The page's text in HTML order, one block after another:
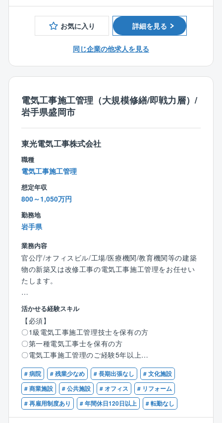
国交省などが発注する工事や調査、
＊工事数量のとりまとめや設計図書等の資料作成及び
＊施工業者との調整会議運営、打合せ、現地確認・立
会
＊エクセル、ワード、パワーポイントによる資料作成
・各種ＣＡＤによる図面の作成及び修正
※既存社員が従事しており、具体的な業務を説明・指導
します。
【平均残業時間】
30時間以内
【同社について】
官公庁の公共事業を円滑に進めるため、建設コンサル
援業務・技術資料作成業務等を官公庁より受注し熟練
した技術スタッフにて対応しています。
【ポイント】
ただけます。
自身の頑張り次第で給与に反映されます。また研修支
援制度や勉強会もあり、更なるスキルUPも望める環境
です。
■電気主任技術者
■第1、2種電気工事士
■1級陸上特殊無線技士
【歓迎要件】
した電気設備工事の主任技術者・管理技術者経験
お気に入り 詳細を見る
同じ企業の他求人を見る
電気工事施工管理（大規模修繕/即戦力層）/
岩手県盛岡市
東光電気工事株式会社
職種
電気工事施工管理
想定年収
800～1,050万円
勤務地
岩手県
業務内容
官公庁/オフィスビル/工場/医療機関/教育機関等の建築
物の新築又は改修工事の電気工事施工管理をお任せい
たします。
【業務詳細】
〇工程、品質、安全、原価管理 ／ お客様、メーカーと
の折衝/調整 ／ 予算策定、見積書作成、図面作成 ／
資材、機材の手配／現場作業員のとりまとめ、作業指
示 など
【職務の特徴】
〇働きやすい環境：土日祝休み／年間休日126日 有給
休暇20日/年
〇やりがい：物件の規模は数億～数十億と様々ですの
で、キャリアに応じてご対応いただけます。
活かせる経験スキル
【必須】
〇1級電気工事施工管理技士を保有の方
〇第一種電気工事士を保有の方
〇電気工事施工管理のご経験5年以上
【歓迎】
〇CAD（使用ソフトはTfas）
※AutoCADの経験あればOK
# 病院 # 残業少なめ # 長期出張なし
# 文化施設
# 商業施設
# 公共施設 # オフィス
# リフォーム
# 再雇用制度あり
# 年間休日120日以上 # 転勤なし